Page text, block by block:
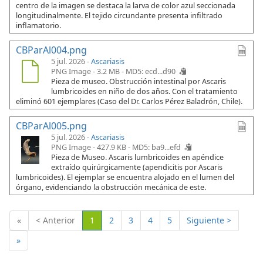
centro de la imagen se destaca la larva de color azul seccionada
longitudinalmente. El tejido circundante presenta infiltrado
inflamatorio.
CBParAl004.png
5 jul. 2026 -Ascariasis
PNG Image - 3.2 MB - MD5: ecd...d90
Pieza de museo. Obstrucción intestinal por Ascaris
lumbricoides en niño de dos años. Con el tratamiento
eliminó 601 ejemplares (Caso del Dr. Carlos Pérez Baladrón, Chile).
CBParAl005.png
5 jul. 2026 -Ascariasis
PNG Image - 427.9 KB - MD5: ba9...efd
Pieza de Museo. Ascaris lumbricoides en apéndice
extraído quirúrgicamente (apendicitis por Ascaris
lumbricoides). El ejemplar se encuentra alojado en el lumen del
órgano, evidenciando la obstrucción mecánica de este.
« < Anterior 1 (Actual)
2 3 4 5
Siguiente >
»